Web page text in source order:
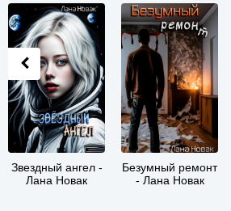
Звездный ангел -
Лана Новак
Безумный ремонт
- Лана Новак